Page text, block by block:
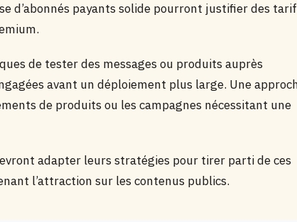
d’abonnés payants solide pourront justifier des
de tester des messages ou produits auprès
avant un déploiement plus large. Une
de produits ou les campagnes nécessitant une
adapter leurs stratégies pour tirer parti de ces
l’attraction sur les contenus publics.